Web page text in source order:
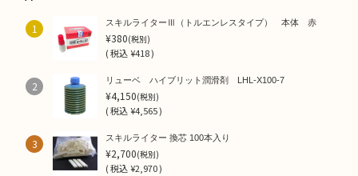
1 スキルライターⅢ（トルエンレスタイプ） 本体 赤
¥380(税別)
(税込¥418 )
2 リューベ ハイブリット潤滑剤 LHL-X100-7
¥4,150(税別)
(税込¥4,565 )
3 スキルライター 換芯 100本入り
¥2,700(税別)
(税込¥2,970 )